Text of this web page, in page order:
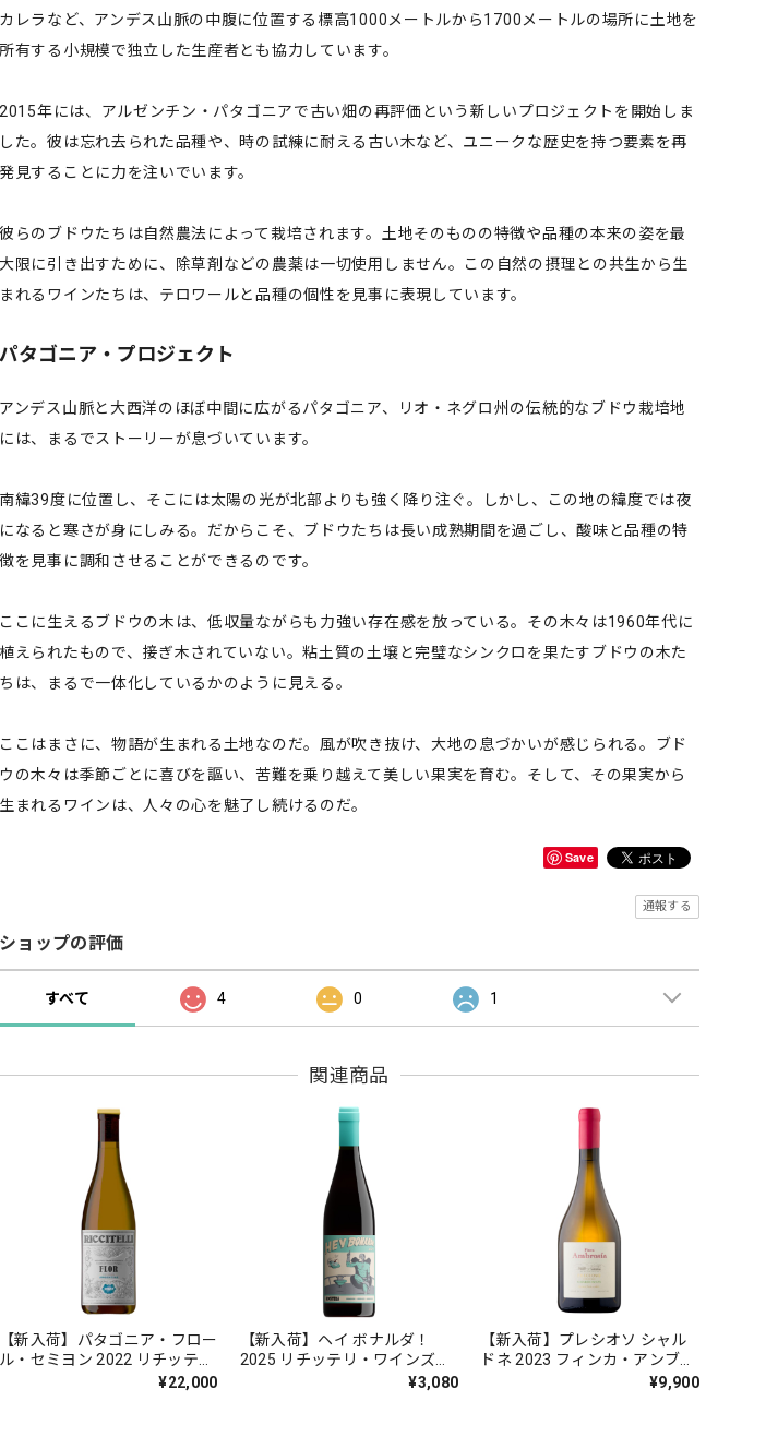
カレラなど、アンデス山脈の中腹に位置する標高1000メートルから1700メートルの場所に土地を
所有する小規模で独立した生産者とも協力しています。
2015年には、アルゼンチン・パタゴニアで古い畑の再評価という新しいプロジェクトを開始しま
した。彼は忘れ去られた品種や、時の試練に耐える古い木など、ユニークな歴史を持つ要素を再
発見することに力を注いでいます。
彼らのブドウたちは自然農法によって栽培されます。土地そのものの特徴や品種の本来の姿を最
大限に引き出すために、除草剤などの農薬は一切使用しません。この自然の摂理との共生から生
まれるワインたちは、テロワールと品種の個性を見事に表現しています。
パタゴニア・プロジェクト
アンデス山脈と大西洋のほぼ中間に広がるパタゴニア、リオ・ネグロ州の伝統的なブドウ栽培地
には、まるでストーリーが息づいています。
南緯39度に位置し、そこには太陽の光が北部よりも強く降り注ぐ。しかし、この地の緯度では夜
になると寒さが身にしみる。だからこそ、ブドウたちは長い成熟期間を過ごし、酸味と品種の特
徴を見事に調和させることができるのです。
ここに生えるブドウの木は、低収量ながらも力強い存在感を放っている。その木々は1960年代に
植えられたもので、接ぎ木されていない。粘土質の土壌と完璧なシンクロを果たすブドウの木た
ちは、まるで一体化しているかのように見える。
ここはまさに、物語が生まれる土地なのだ。風が吹き抜け、大地の息づかいが感じられる。ブド
ウの木々は季節ごとに喜びを謳い、苦難を乗り越えて美しい果実を育む。そして、その果実から
生まれるワインは、人々の心を魅了し続けるのだ。
Save
通報する
ショップの評価
すべて 4 0 1
関連商品
【新入荷】パタゴニア・フロー
ル・セミヨン 2022 リチッテ
リ・ワインズ 750ml [白]¥22,000
【新入荷】ヘイ ボナルダ！
2025 リチッテリ・ワインズ
¥3,080
【新入荷】プレシオソ シャル
ドネ 2023 フィンカ・アンブロ
¥9,900